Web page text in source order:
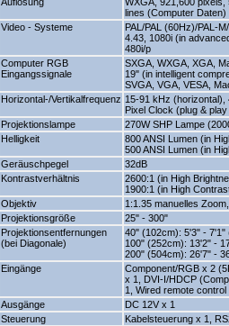
lines (Computer Daten)
Video - Systeme
PAL/PAL (60Hz)/PAL-
4.43, 1080i (in
480i/p
Computer RGB
Eingangssignale
SXGA, WXGA, XGA,
19" (in intelligent
SVGA, VGA, VESA,
Horizontal-/Vertikalfrequenz 15-91 kHz
Pixel Clock (plug &
Projektionslampe
270W SHP Lampe
Helligkeit
800 ANSI Lumen (in
500 ANSI Lumen (in
Geräuschpegel
32dB
Kontrastverhältnis
2600:1 (in High
1900:1 (in High
Objektiv
1:1.35 manuelles
Projektionsgröße
25" - 300"
Projektionsentfernungen
(bei Diagonale)
40" (102cm): 5'3" - 7'1"
100" (252cm): 13'2" -
200" (504cm): 26'7" -
Eingänge
Component/RGB x 2
x 1, DVI-I/HDCP
1, Wired remote control
Ausgänge
DC 12V x 1
Steuerung
Kabelsteuerung x 1,